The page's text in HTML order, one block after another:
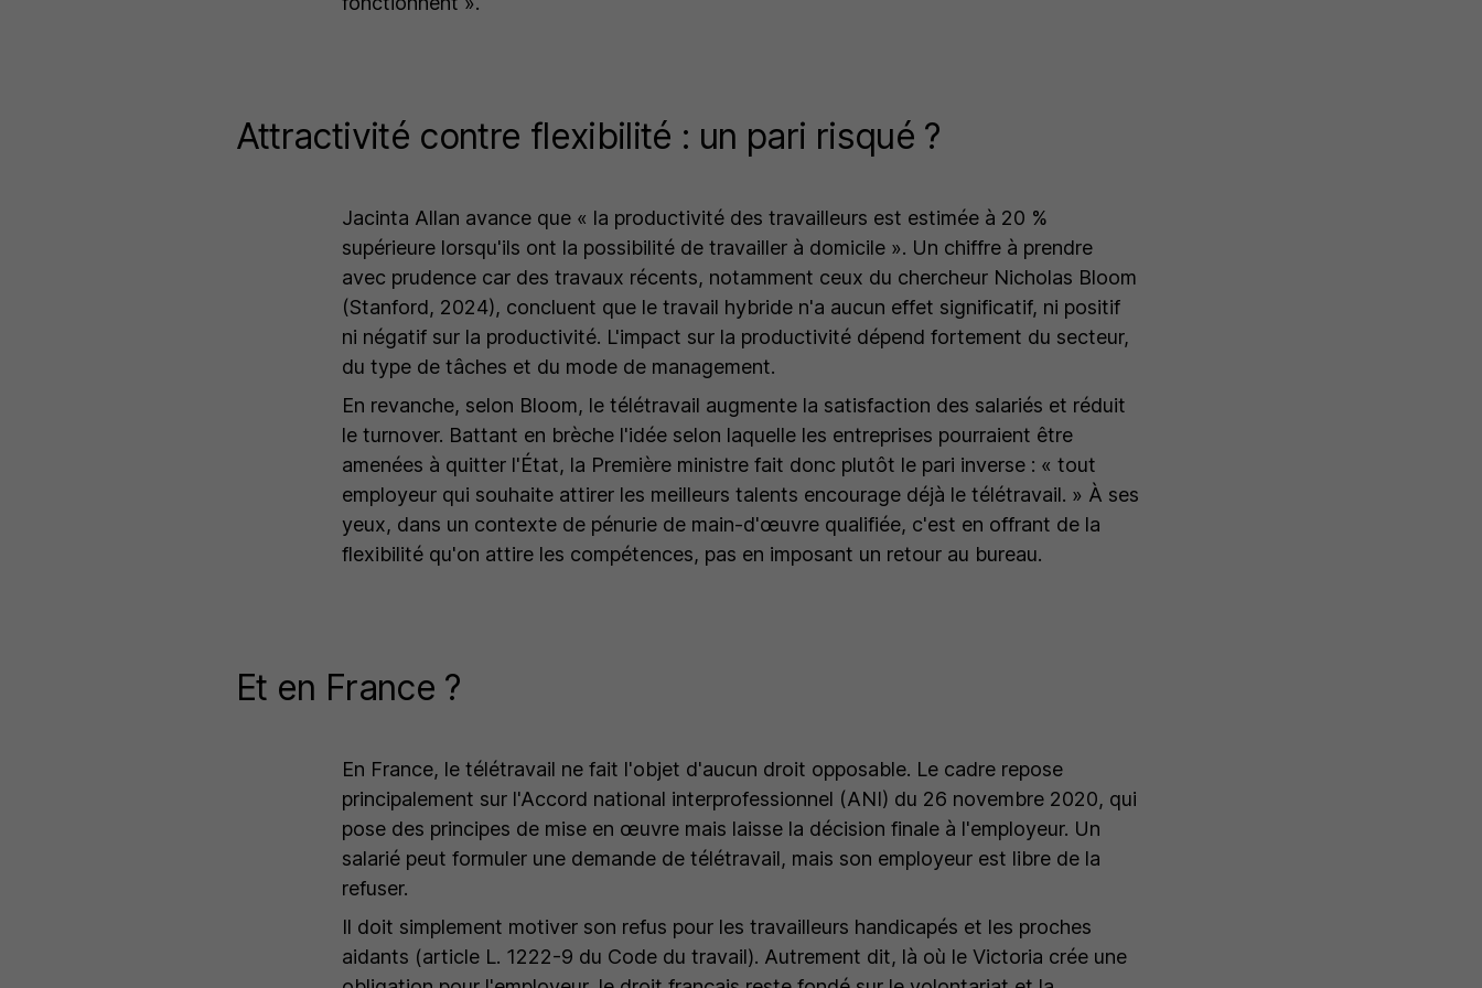
Attractivité contre flexibilité : un pari risqué ?
Jacinta Allan avance que « la productivité des travailleurs est estimée à 20 %
supérieure lorsqu'ils ont la possibilité de travailler à domicile». Un chiffre à prendre
avec prudence car des travaux récents, notamment ceux du chercheur Nicholas Bloom
(Stanford, 2024), concluent que le travail hybride n'a aucun effet significatif, ni positif
ni négatif sur la productivité. L'impact sur la productivité dépend fortement du secteur,
du type de tâches et du mode de management.
En revanche, selon Bloom, le télétravail augmente la satisfaction des salariés et réduit
le turnover. Battant en brèche l'idée selon laquelle les entreprises pourraient être
amenées à quitter l'État, la Première ministre fait donc plutôt le pari inverse : « tout
employeur qui souhaite attirer les meilleurs talents encourage déjà le télétravail. » À ses
yeux, dans un contexte de pénurie de main-d'œuvre qualifiée, c'est en offrant de la
flexibilité qu'on attire les compétences, pas en imposant un retour au bureau.
Et en France ?
En France, le télétravail ne fait l'objet d'aucun droit opposable. Le cadre repose
principalement sur l'Accord national interprofessionnel (ANI) du 26 novembre 2020, qui
pose des principes de mise en œuvre mais laisse la décision finale à l'employeur. Un
salarié peut formuler une demande de télétravail, mais son employeur est libre de la
refuser.
Il doit simplement motiver son refus pour les travailleurs handicapés et les proches
aidants (article L. 1222-9 du Code du travail). Autrement dit, là où le Victoria crée une